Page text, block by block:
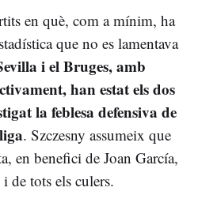
en què, com a mínim, ha
que no es lamentava
i el Bruges, amb
han estat els dos
la feblesa defensiva de
. Szczesny assumeix que
en benefici de Joan García,
de tots els culers.